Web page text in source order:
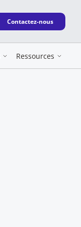
New window
Contactez-nous
Ressources